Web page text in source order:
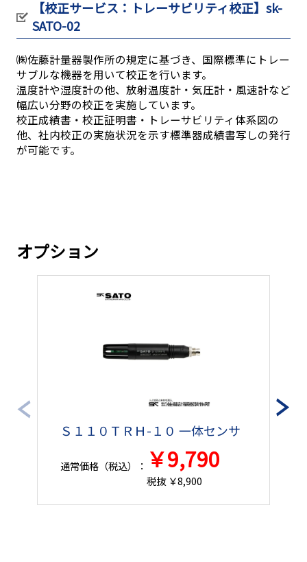
【校正サービス：トレーサビリティ校正】sk-
SATO-02
㈱佐藤計量器製作所の規定に基づき、国際標準にトレー
サブルな機器を用いて校正を行います。
温度計や湿度計の他、放射温度計・気圧計・風速計など
幅広い分野の校正を実施しています。
校正成績書・校正証明書・トレーサビリティ体系図の
他、社内校正の実施状況を示す標準器成績書写しの発行
が可能です。
オプション
Ｓ１１０ＴＲＨ-１０ 一体センサ
通常価格（税込）： ￥9,790
税抜 ￥8,900